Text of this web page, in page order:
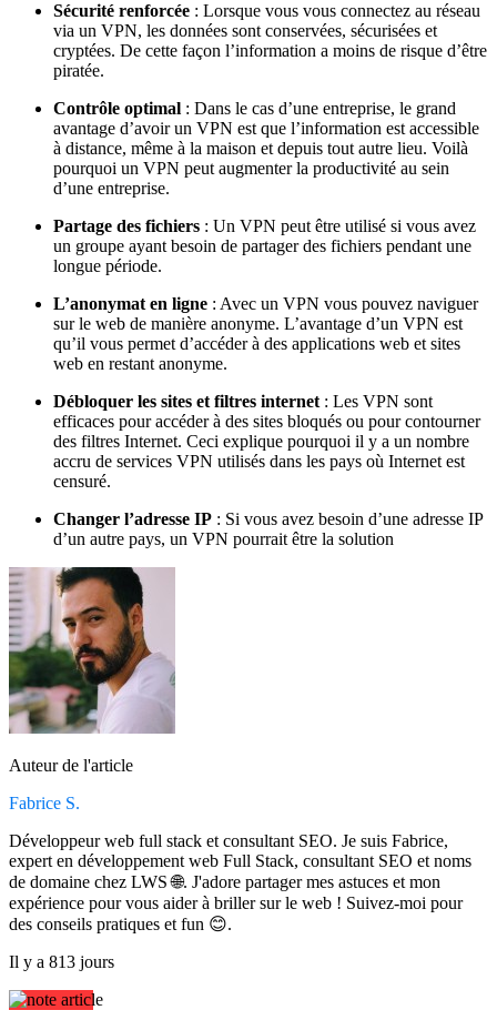
Sécurité renforcée : Lorsque vous vous connectez au réseau
via un VPN, les données sont conservées, sécurisées et
cryptées. De cette façon l’information a moins de risque d’être
piratée.
Contrôle optimal : Dans le cas d’une entreprise, le grand
avantage d’avoir un VPN est que l’information est accessible
à distance, même à la maison et depuis tout autre lieu. Voilà
pourquoi un VPN peut augmenter la productivité au sein
d’une entreprise.
Partage des fichiers : Un VPN peut être utilisé si vous avez
un groupe ayant besoin de partager des fichiers pendant une
longue période.
L’anonymat en ligne : Avec un VPN vous pouvez naviguer
sur le web de manière anonyme. L’avantage d’un VPN est
qu’il vous permet d’accéder à des applications web et sites
web en restant anonyme.
Débloquer les sites et filtres internet : Les VPN sont
efficaces pour accéder à des sites bloqués ou pour contourner
des filtres Internet. Ceci explique pourquoi il y a un nombre
accru de services VPN utilisés dans les pays où Internet est
censuré.
Changer l’adresse IP : Si vous avez besoin d’une adresse IP
d’un autre pays, un VPN pourrait être la solution
Auteur de l'article
Fabrice S.
Développeur web full stack et consultant SEO. Je suis Fabrice,
expert en développement web Full Stack, consultant SEO et noms
de domaine chez LWS 🌐. J'adore partager mes astuces et mon
expérience pour vous aider à briller sur le web ! Suivez-moi pour
des conseils pratiques et fun 😊.
Il y a 813 jours